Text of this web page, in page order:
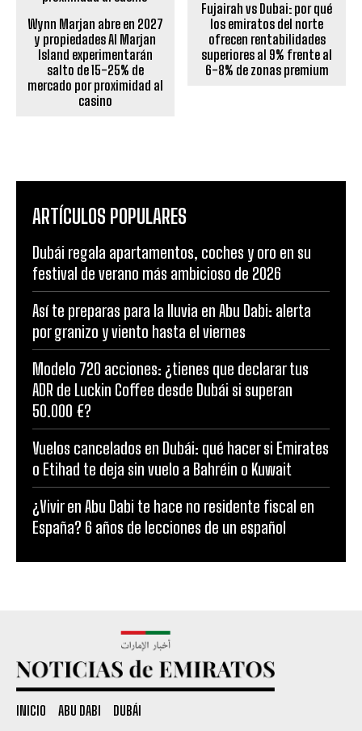
Wynn Marjan abre en 2027
y propiedades Al Marjan
Island experimentarán
salto de 15-25% de
mercado por proximidad al
casino
Fujairah vs Dubai: por qué
los emiratos del norte
ofrecen rentabilidades
superiores al 9% frente al
6-8% de zonas premium
ARTÍCULOS POPULARES
Dubái regala apartamentos, coches y oro en su
festival de verano más ambicioso de 2026
Así te preparas para la lluvia en Abu Dabi: alerta
por granizo y viento hasta el viernes
Modelo 720 acciones: ¿tienes que declarar tus
ADR de Luckin Coffee desde Dubái si superan
50.000 €?
Vuelos cancelados en Dubái: qué hacer si Emirates
o Etihad te deja sin vuelo a Bahréin o Kuwait
¿Vivir en Abu Dabi te hace no residente fiscal en
España? 6 años de lecciones de un español
INICIO ABU DABI DUBÁI